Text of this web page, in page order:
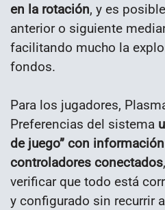
en la rotación, y es
anterior o siguiente
facilitando mucho la
fondos.
Para los jugadores,
Preferencias del sistema
de juego” con
controladores conectados
verificar que todo está
y configurado sin recurrir